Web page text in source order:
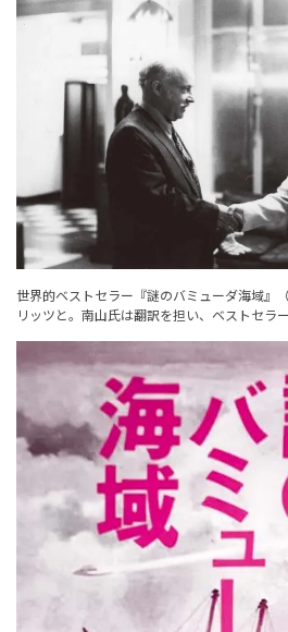
世界的ベストセラー『謎のバミューダ海域』
リッツと。南山氏は翻訳を担い、ベストセラー